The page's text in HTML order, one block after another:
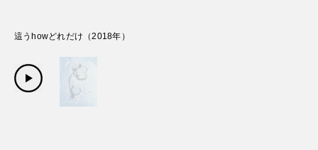
這うhowどれだけ （2018年）